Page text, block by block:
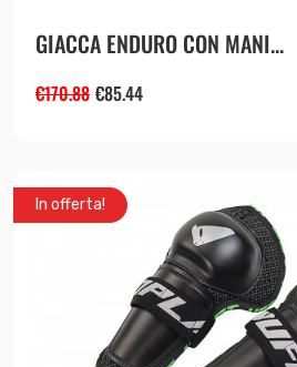
GIACCA ENDURO CON MANI...
€170.88 €85.44
In offerta!